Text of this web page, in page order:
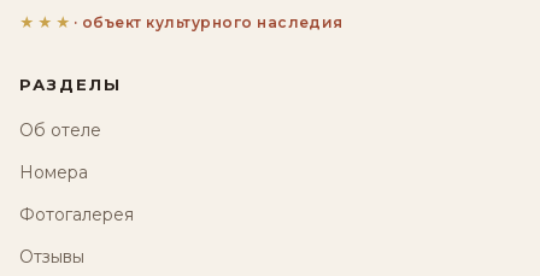
★★★ · объект культурного наследия
РАЗДЕЛЫ
Об отеле
Номера
Фотогалерея
Отзывы